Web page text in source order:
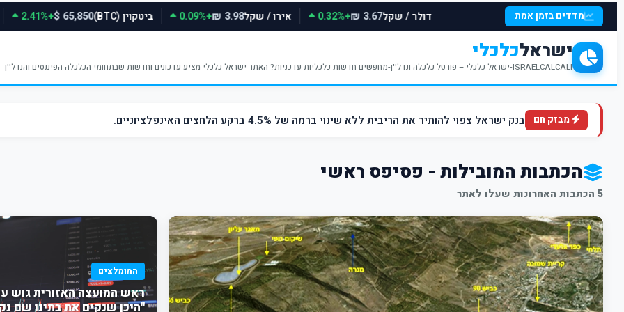
מדדים בזמן אמת דולר / שקל3.67 ₪
+0.32% אירו / שקל3.98 ₪
+0.09% ביטקוין (BTC) 65,850 $
+2.41%
ישראלכלכלי
ISRAELCALCALI-ישראל כלכלי – פורטל כלכלה ונדל''ן-מחפשים חדשות כלכליות עדכניות? האתר ישראל כלכלי מציע עדכונים וחדשות שבתחומי הכלכלה הפיננסים והנדל''ן
מבזק חם בנק ישראל צפוי להותיר את הריבית ללא שינוי ברמה של 4.5% ברקע הלחצים האינפלציוניים.
הכתבות המובילות - פסיפס ראשי
5 הכתבות האחרונות שעלו לאתר
המומלצים
ראש המועצה האזורית גוש
"היכן שנקים את בתינו שם